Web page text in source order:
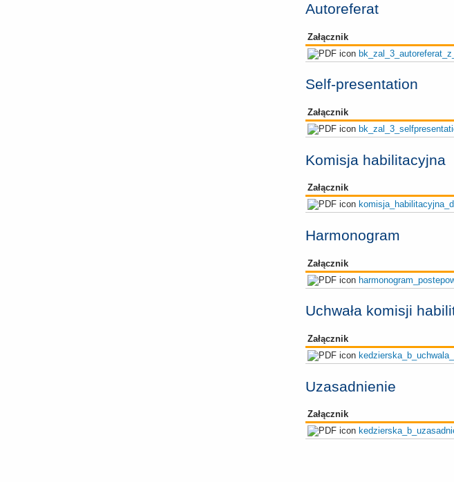
Autoreferat
Załącznik
Self-presentation
Załącznik
Komisja habilitacyjna
Załącznik
Harmonogram
Załącznik
Uchwała komisji
Załącznik
Uzasadnienie
Załącznik